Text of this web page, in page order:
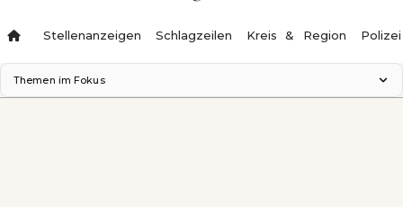
Stellenanzeigen Schlagzeilen Kreis & Region Polizei
Themen im Fokus